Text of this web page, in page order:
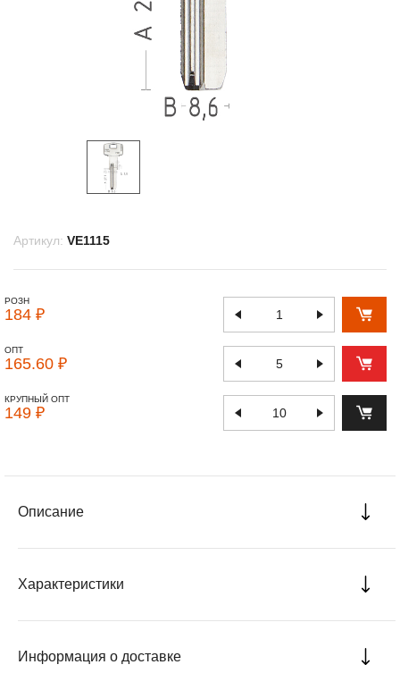
Артикул: VE1115
РОЗН
184 ₽
ОПТ
165.60 ₽
КРУПНЫЙ ОПТ
149 ₽
Описание
Характеристики
Информация о доставке